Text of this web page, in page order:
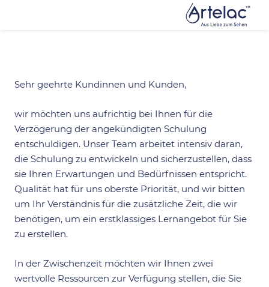
Sehr geehrte Kundinnen und Kunden,
wir möchten uns aufrichtig bei Ihnen für die
Verzögerung der angekündigten Schulung
entschuldigen. Unser Team arbeitet intensiv daran,
die Schulung zu entwickeln und sicherzustellen, dass
sie Ihren Erwartungen und Bedürfnissen entspricht.
Qualität hat für uns oberste Priorität, und wir bitten
um Ihr Verständnis für die zusätzliche Zeit, die wir
benötigen, um ein erstklassiges Lernangebot für Sie
zu erstellen.
In der Zwischenzeit möchten wir Ihnen zwei
wertvolle Ressourcen zur Verfügung stellen, die Sie